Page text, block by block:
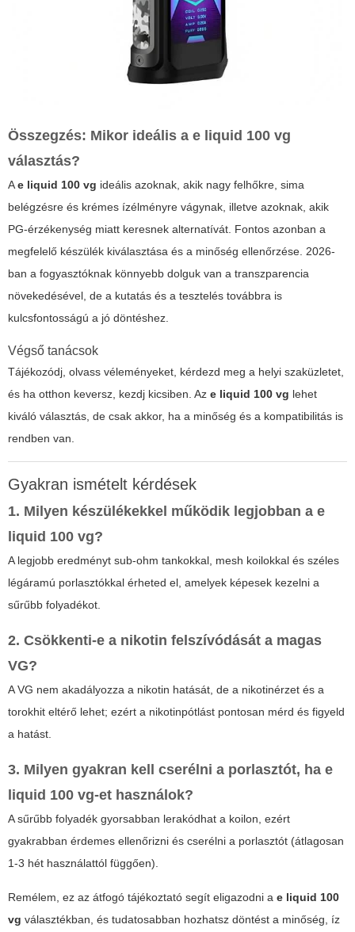
Összegzés: Mikor ideális a e liquid 100 vg
választás?
Ae liquid 100 vg ideális azoknak, akik nagy felhőkre, sima
belégzésre és krémes ízélményre vágynak, illetve azoknak, akik
PG-érzékenység miatt keresnek alternatívát. Fontos azonban a
megfelelő készülék kiválasztása és a minőség ellenőrzése. 2026-
ban a fogyasztóknak könnyebb dolguk van a transzparencia
növekedésével, de a kutatás és a tesztelés továbbra is
kulcsfontosságú a jó döntéshez.
Végső tanácsok
Tájékozódj, olvass véleményeket, kérdezd meg a helyi szaküzletet,
és ha otthon keversz, kezdj kicsiben. Az e liquid 100 vg lehet
kiváló választás, de csak akkor, ha a minőség és a kompatibilitás is
rendben van.
Gyakran ismételt kérdések
1. Milyen készülékekkel működik legjobban a e
liquid 100 vg?
A legjobb eredményt sub-ohm tankokkal, mesh koilokkal és széles
légáramú porlasztókkal érheted el, amelyek képesek kezelni a
sűrűbb folyadékot.
2. Csökkenti-e a nikotin felszívódását a magas
VG?
A VG nem akadályozza a nikotin hatását, de a nikotinérzet és a
torokhit eltérő lehet; ezért a nikotinpótlást pontosan mérd és figyeld
a hatást.
3. Milyen gyakran kell cserélni a porlasztót, ha e
liquid 100 vg-et használok?
A sűrűbb folyadék gyorsabban lerakódhat a koilon, ezért
gyakrabban érdemes ellenőrizni és cserélni a porlasztót (átlagosan
1-3 hét használattól függően).
Remélem, ez az átfogó tájékoztató segít eligazodni a e liquid 100
vg választékban, és tudatosabban hozhatsz döntést a minőség, íz